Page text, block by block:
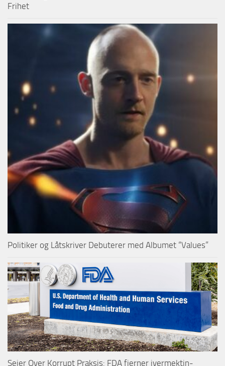
Frihet
Politiker og Låtskriver Debuterer med Albumet “Values”
Seier Over Korrupt Praksis: FDA fjerner ivermektin-